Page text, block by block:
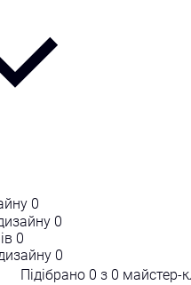
0
0
0
0
Підібрано 0 з 0 майстер-